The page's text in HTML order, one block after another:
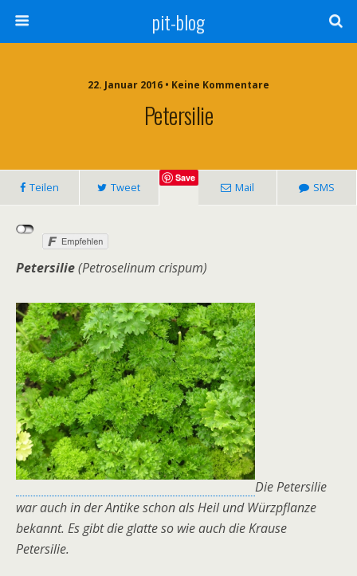
pit-blog
22. Januar 2016 • Keine Kommentare
Petersilie
Teilen Tweet
Save
Mail SMS
Petersilie(Petroselinum crispum)
Die Petersilie
war auch in der Antike schon als Heil und Würzpflanze
bekannt. Es gibt die glatte so wie auch die Krause
Petersilie.